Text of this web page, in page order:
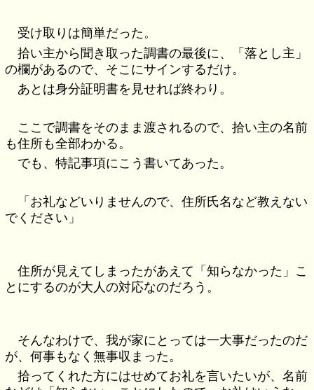
受け取りは簡単だった。
拾い主から聞き取った調書の最後に、「落とし主」
の欄があるので、そこにサインするだけ。
あとは身分証明書を見せれば終わり。
ここで調書をそのまま渡されるので、拾い主の名前
も住所も全部わかる。
でも、特記事項にこう書いてあった。
「お礼などいりませんので、住所氏名など教えない
でください」
住所が見えてしまったがあえて「知らなかった」こ
とにするのが大人の対応なのだろう。
そんなわけで、我が家にとっては一大事だったのだ
が、何事もなく無事収まった。
拾ってくれた方にはせめてお礼を言いたいが、名前